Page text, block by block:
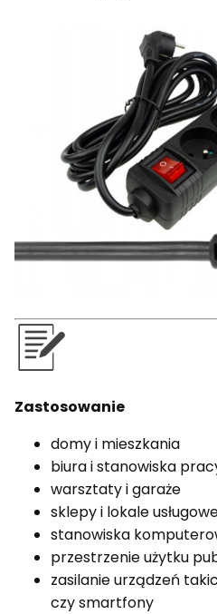
Zastosowanie
domy i mieszkania
biura i stanowiska
warsztaty i garaże
sklepy i lokale
stanowiska
przestrzenie użytku
zasilanie urządzeń
czy smartfony